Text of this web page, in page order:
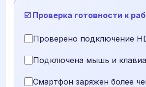
☑️ Проверка готовности к
Проверено подключение
Подключена мышь и
Смартфон заряжен более